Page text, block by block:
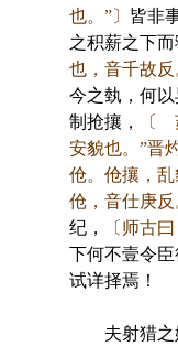
也。”〕 皆非
之积薪之下而
也，音千故反
今之埶，何
制抢攘，
〔
安貌也。”晋
伧。伧攘，乱
伧，音仕庚反
纪，
〔师古
下何不壹令臣
试详择焉！
夫射猎之